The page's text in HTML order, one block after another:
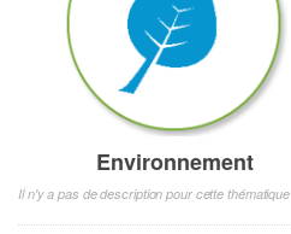
Environnement
Il n'y a pas de description pour cette thématique